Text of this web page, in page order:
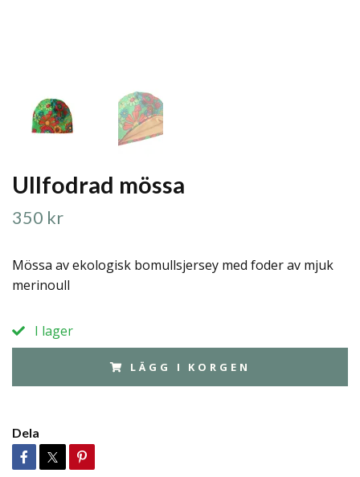
Ullfodrad mössa
350 kr
Mössa av ekologisk bomullsjersey med foder av mjuk
merinoull
I lager
LÄGG I KORGEN
Dela